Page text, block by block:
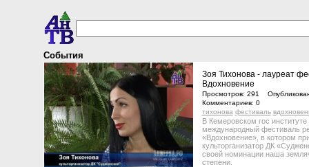
События
Зоя Тихонова - лауреат
Вдохновение
Просмотров: 291
Комментариев: 0
тихонова фестиваль
В Кемеровском гос
международный фестиваль
«Вдохновение», в котором
культорганизатор ДК
своей номинации наша
степени.